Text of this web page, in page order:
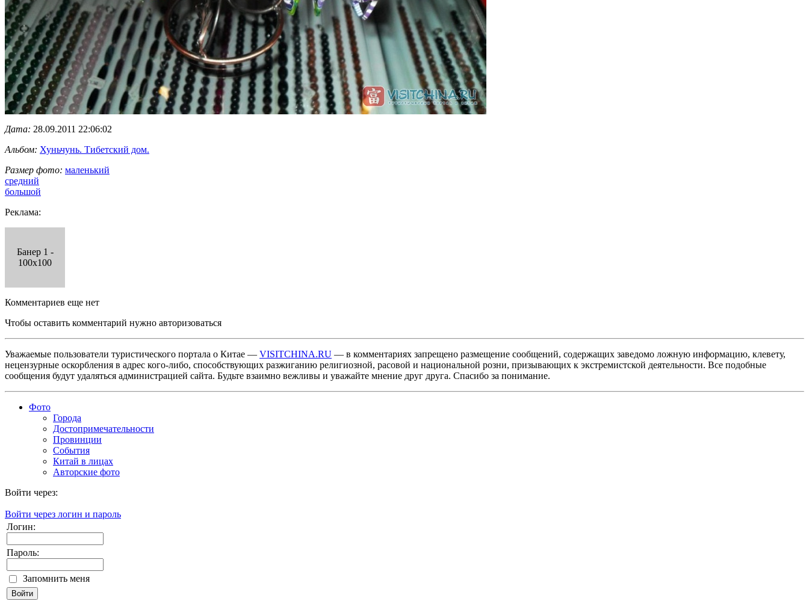
Дата: 28.09.2011 22:06:02
Альбом: Хуньчунь. Тибетский дом.
Размер фото: маленький
средний
большой
Реклама:
Банер 1 -
100x100
Комментариев еще нет
Чтобы оставить комментарий нужно авторизоваться
Уважаемые пользователи туристического портала о Китае — VISITCHINA.RU — в комментариях запрещено размещение сообщений, содержащих заведомо ложную информацию, клевету,
нецензурные оскорбления в адрес кого-либо, способствующих разжиганию религиозной, расовой и национальной розни, призывающих к экстремистской деятельности. Все подобные
сообщения будут удаляться администрацией сайта. Будьте взаимно вежливы и уважайте мнение друг друга. Спасибо за понимание.
Фото
Города
Достопримечательности
Провинции
События
Китай в лицах
Авторские фото
Войти через:
Войти через логин и пароль
Логин:
Пароль:
Запомнить меня